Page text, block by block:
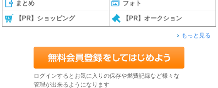
まとめ フォト
【PR】ショッピング 【PR】オークション
もっと見る
ログインするとお気に入りの保存や燃費記録など様々な
管理が出来るようになります